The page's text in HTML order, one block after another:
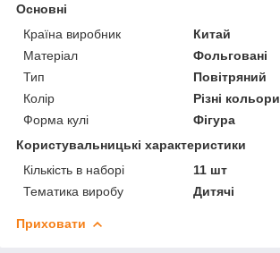
Основні
Країна виробник
Китай
Матеріал
Фольговані
Тип
Повітряний
Колір
Різні кольори
Форма кулі
Фігура
Користувальницькі характеристики
Кількість в наборі
11 шт
Тематика виробу
Дитячі
Приховати